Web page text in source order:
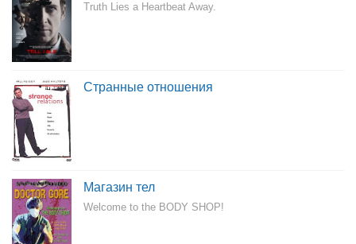
Truth Lies a Heartbeat Away.
Странные отношения
Магазин тел
Welcome to the BODY SHOP!